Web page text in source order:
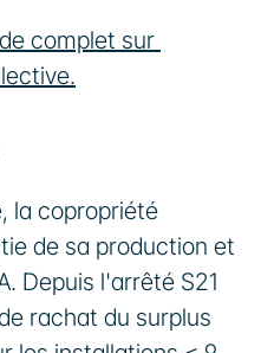
complet sur
la copropriété
de sa production et
Depuis l'arrêté S21
rachat du surplus